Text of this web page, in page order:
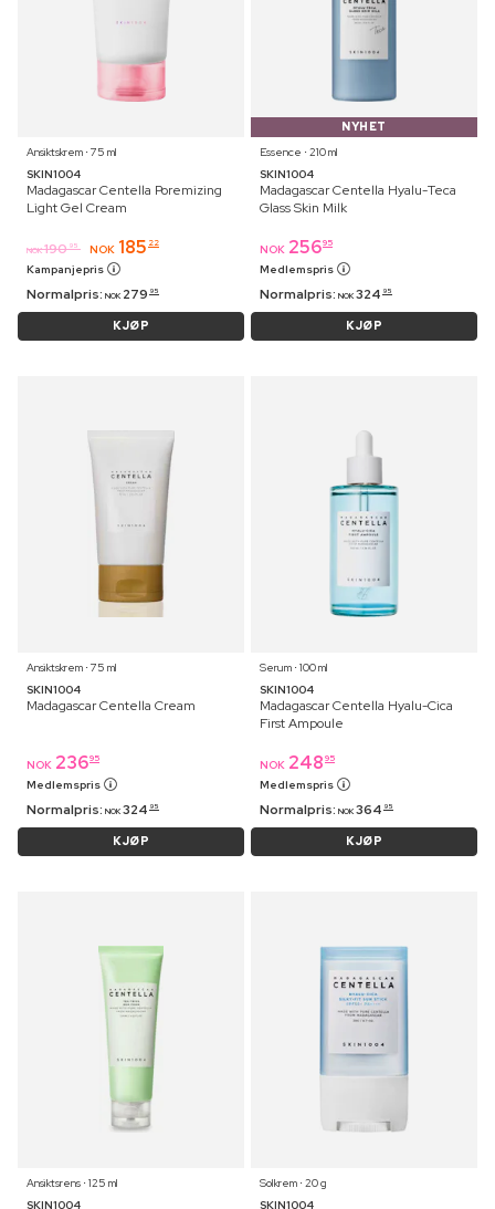
Ansiktskrem ⋅ 75 ml
SKIN1004
Madagascar Centella Poremizing
Light Gel Cream
NOK 190 95 NOK 185 22
Kampanjepris
Normalpris: NOK 279 95
KJØP
NYHET
Essence ⋅ 210 ml
SKIN1004
Madagascar Centella Hyalu-Teca
Glass Skin Milk
NOK 25695
Medlemspris
Normalpris: NOK 324 95
KJØP
Ansiktskrem ⋅ 75 ml
SKIN1004
Madagascar Centella Cream
NOK 23695
Medlemspris
Normalpris: NOK 324 95
KJØP
Serum ⋅ 100 ml
SKIN1004
Madagascar Centella Hyalu-Cica
First Ampoule
NOK 248 95
Medlemspris
Normalpris: NOK 364 95
KJØP
Ansiktsrens ⋅ 125 ml
SKIN1004
Solkrem ⋅ 20 g
SKIN1004